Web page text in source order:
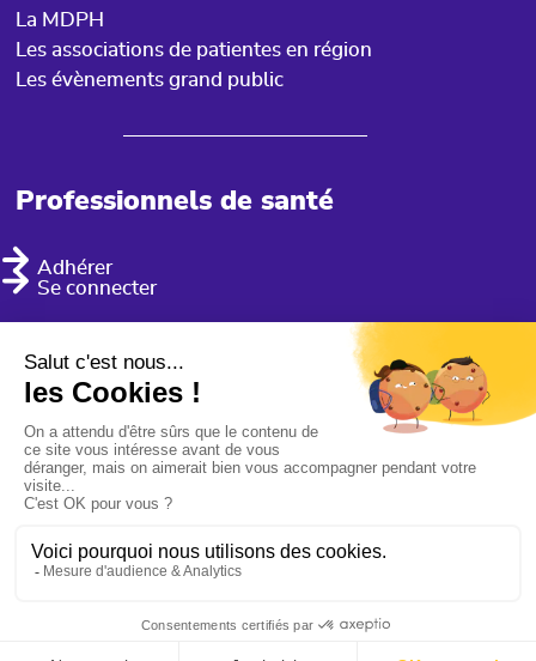
La MDPH
Les associations de patientes en région
Les évènements grand public
Professionnels de santé
Adhérer
Se connecter
mentions légales
politique de confidentialité
MCC AGENCE/CRÉATIVE